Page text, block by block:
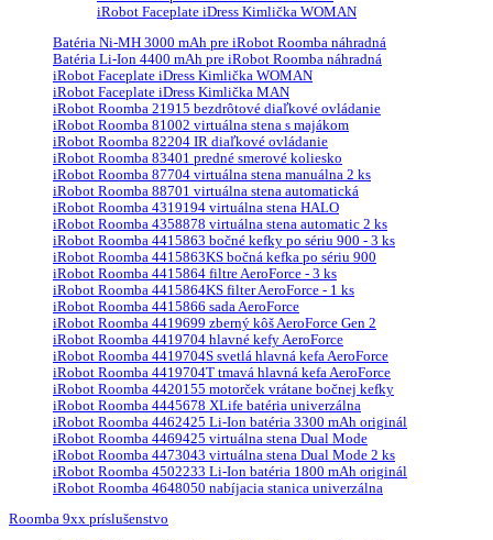
iRobot Faceplate iDress Kimlička WOMAN
Batéria Ni-MH 3000 mAh pre iRobot Roomba náhradná
Batéria Li-Ion 4400 mAh pre iRobot Roomba náhradná
iRobot Faceplate iDress Kimlička WOMAN
iRobot Faceplate iDress Kimlička MAN
iRobot Roomba 21915 bezdrôtové diaľkové ovládanie
iRobot Roomba 81002 virtuálna stena s majákom
iRobot Roomba 82204 IR diaľkové ovládanie
iRobot Roomba 83401 predné smerové koliesko
iRobot Roomba 87704 virtuálna stena manuálna 2 ks
iRobot Roomba 88701 virtuálna stena automatická
iRobot Roomba 4319194 virtuálna stena HALO
iRobot Roomba 4358878 virtuálna stena automatic 2 ks
iRobot Roomba 4415863 bočné kefky po sériu 900 - 3 ks
iRobot Roomba 4415863KS bočná kefka po sériu 900
iRobot Roomba 4415864 filtre AeroForce - 3 ks
iRobot Roomba 4415864KS filter AeroForce - 1 ks
iRobot Roomba 4415866 sada AeroForce
iRobot Roomba 4419699 zberný kôš AeroForce Gen 2
iRobot Roomba 4419704 hlavné kefy AeroForce
iRobot Roomba 4419704S svetlá hlavná kefa AeroForce
iRobot Roomba 4419704T tmavá hlavná kefa AeroForce
iRobot Roomba 4420155 motorček vrátane bočnej kefky
iRobot Roomba 4445678 XLife batéria univerzálna
iRobot Roomba 4462425 Li-Ion batéria 3300 mAh originál
iRobot Roomba 4469425 virtuálna stena Dual Mode
iRobot Roomba 4473043 virtuálna stena Dual Mode 2 ks
iRobot Roomba 4502233 Li-Ion batéria 1800 mAh originál
iRobot Roomba 4648050 nabíjacia stanica univerzálna
Roomba 9xx príslušenstvo